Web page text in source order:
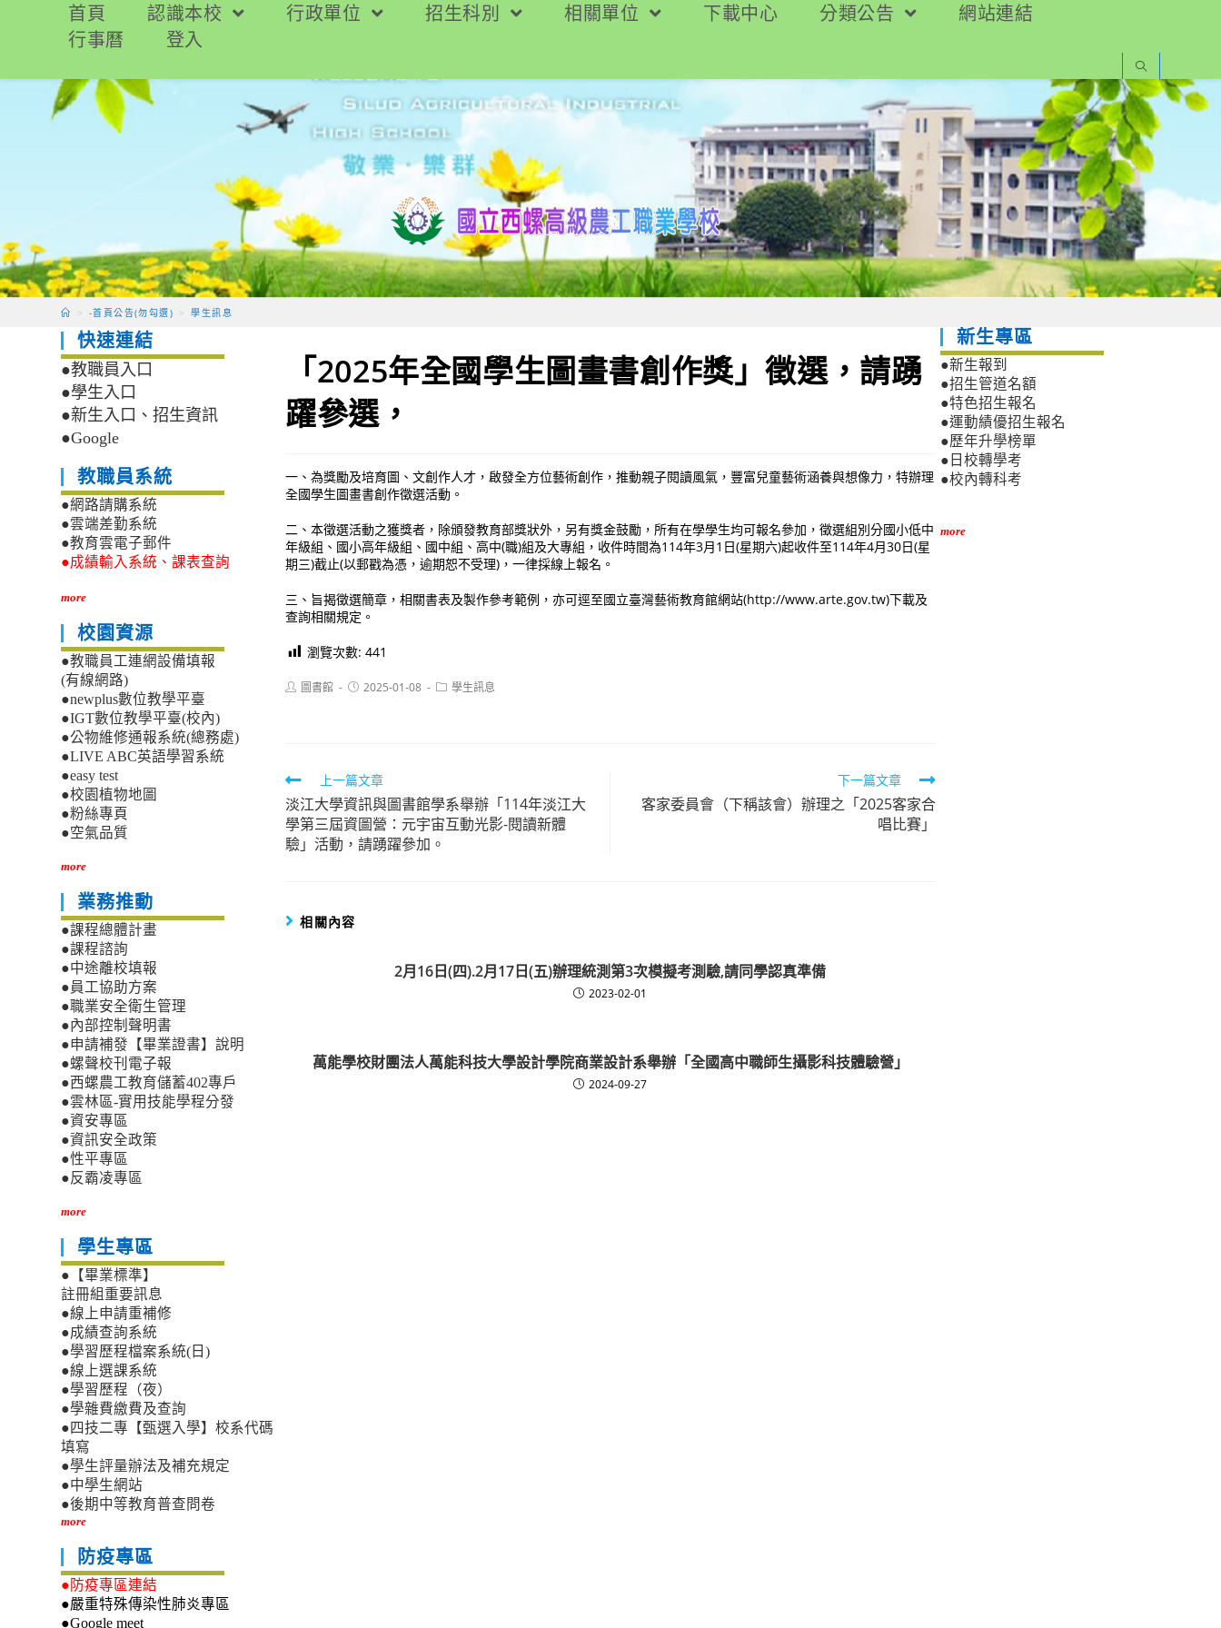
要
首頁 認識本校 行政單位 招生科別 相關單位 下載中心 分類公告
網站連結
行事曆
登入
> -首頁公告(勿勾選) > 學生訊息
「2025年全國學生圖畫書創作獎」徵選，請踴
躍參選，
一、為獎勵及培育圖、文創作人才，啟發全方位藝術創作，推動親子閱讀風氣，豐富兒童藝術涵養與想像力，特辦理
全國學生圖畫書創作徵選活動。
二、本徵選活動之獲獎者，除頒發教育部獎狀外，另有獎金鼓勵，所有在學學生均可報名參加，徵選組別分國小低中
年級組、國小高年級組、國中組、高中(職)組及大專組，收件時間為114年3月1日(星期六)起收件至114年4月30日(星
期三)截止(以郵戳為憑，逾期恕不受理)，一律採線上報名。
三、旨揭徵選簡章，相關書表及製作參考範例，亦可逕至國立臺灣藝術教育館網站(http://www.arte.gov.tw)下載及
查詢相關規定。
瀏覽次數: 441
Post圖書館
Post2025-01-08
Post學生訊息
Read
more
articles
上一篇文章
淡江大學資訊與圖書館學系舉辦「114年淡江大
學第三屆資圖營：元宇宙互動光影-閱讀新體
驗」活動，請踴躍參加。
下一篇文章
客家委員會（下稱該會）辦理之「2025客家合
唱比賽」
相關內容
2月16日(四).2月17日(五)辦理統測第3次模擬考測驗,請同學認真準備
2023-02-01
萬能學校財團法人萬能科技大學設計學院商業設計系舉辦「全國高中職師生攝影科技體驗營」
2024-09-27
快速連結
●教職員入口
●學生入口
●新生入口、招生資訊
●Google
教職員系統
●網路請購系統
●雲端差勤系統
●教育雲電子郵件
●成績輸入系統、課表查詢
more
校園資源
●教職員工連網設備填報
(有線網路)
●newplus數位教學平臺
●IGT數位教學平臺(校內)
●公物維修通報系統(總務處)
●LIVE ABC英語學習系統
●easy test
●校園植物地圖
●粉絲專頁
●空氣品質
more
業務推動
●課程總體計畫
●課程諮詢
●中途離校填報
●員工協助方案
●職業安全衛生管理
●內部控制聲明書
●申請補發【畢業證書】說明
●螺聲校刊電子報
●西螺農工教育儲蓄402專戶
●雲林區-實用技能學程分發
●資安專區
●資訊安全政策
●性平專區
●反霸凌專區
more
學生專區
●【畢業標準】
註冊組重要訊息
●線上申請重補修
●成績查詢系統
●學習歷程檔案系統(日)
●線上選課系統
●學習歷程（夜）
●學雜費繳費及查詢
●四技二專【甄選入學】校系代碼
填寫
●學生評量辦法及補充規定
●中學生網站
●後期中等教育普查問卷
more
防疫專區
●防疫專區連結
●嚴重特殊傳染性肺炎專區
●Google meet
新生專區
●新生報到
●招生管道名額
●特色招生報名
●運動績優招生報名
●歷年升學榜單
●日校轉學考
●校內轉科考
more